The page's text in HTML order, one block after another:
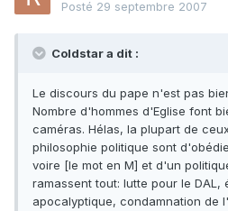
Posté 29 septembre 2007
Coldstar a dit :
Le discours du pape n'est pas
Nombre d'hommes d'Eglise font
caméras. Hélas, la plupart de
philosophie politique sont
voire [le mot en M] et d'un
ramassent tout: lutte pour le DAL,
apocalyptique, condamnation de